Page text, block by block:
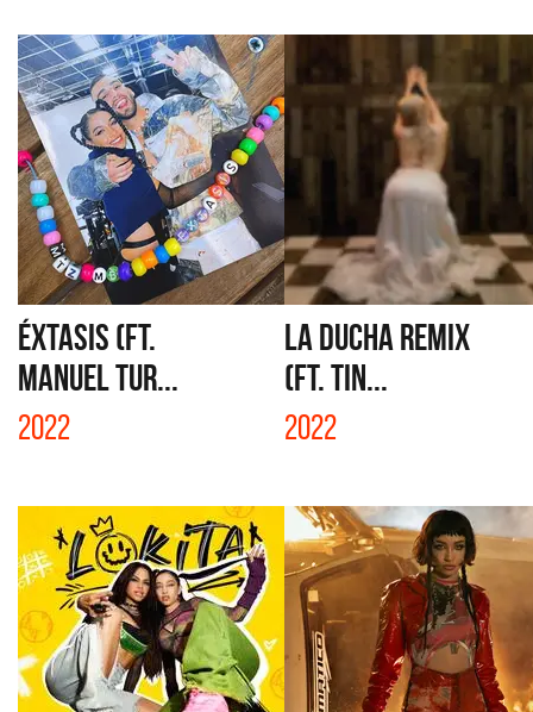
ÉXTASIS (FT.
MANUEL TUR...
2022
LA DUCHA REMIX
(FT. TIN...
2022